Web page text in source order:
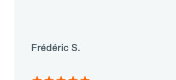
Frédéric S.